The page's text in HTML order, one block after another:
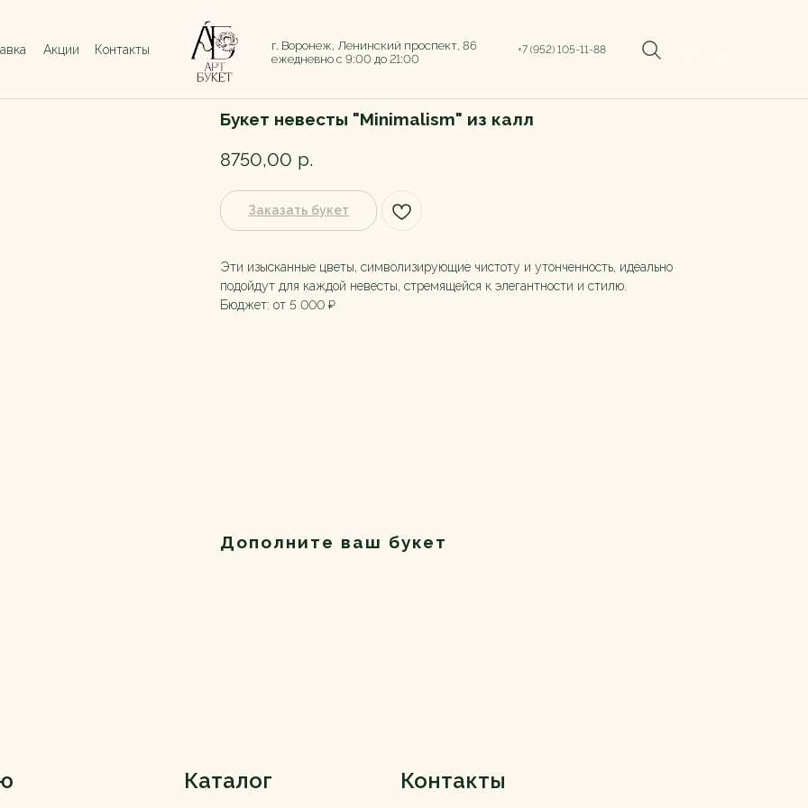
г. Воронеж, Ленинский проспект, 86
ежедневно с 9:00 до 21:00
Акции Контакты +7 (952) 105-11-88
Букет невесты "Minimalism" из калл
8750,00 р.
Заказать букет
Эти изысканные цветы, символизирующие чистоту и утонченность, идеально
подойдут для каждой невесты, стремящейся к элегантности и стилю.
Бюджет: от 5 000 ₽
Дополните ваш букет
Контакты
Каталог